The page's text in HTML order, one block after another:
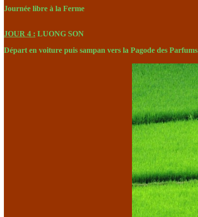
Journée libre à la Ferme
JOUR 4 : LUONG SON
Départ en voiture puis sampan vers la Pagode des Parfums